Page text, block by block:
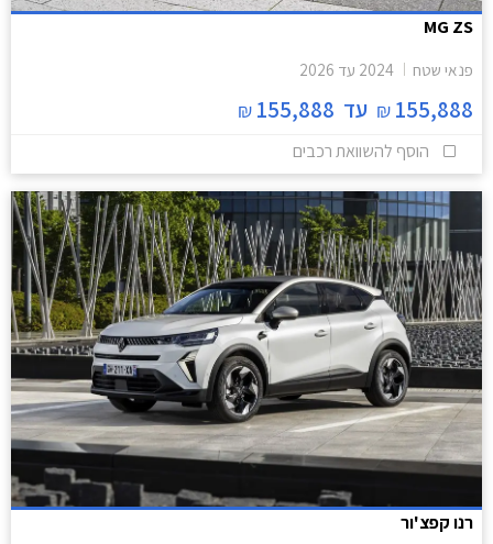
MG ZS
פנאי שטח 2024 עד 2026
155,888
₪ עד 155,888
₪
הוסף להשוואת רכבים
רנו קפצ'ור